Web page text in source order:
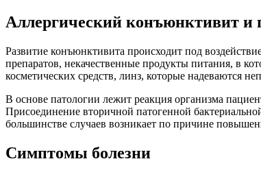
Аллергический конъюнктивит и
Развитие конъюнктивита происходит под
препаратов, некачественные продукты питания, в
косметических средств, линз, которые надеваются
В основе патологии лежит реакция организма
Присоединение вторичной патогенной
большинстве случаев возникает по причине
Симптомы болезни